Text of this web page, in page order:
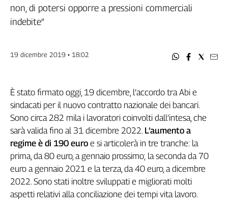
Fisac
Fp
Spi
Inca
Caaf
Speciali
G8
di
Genova,
il
non, di potersi opporre a pressioni commerciali
indebite”
19 dicembre 2019 • 18:02
È stato firmato oggi, 19 dicembre, l’accordo tra Abi e
sindacati per il nuovo contratto nazionale dei bancari.
Sono circa 282 mila i lavoratori coinvolti dall’intesa, che
sarà valida fino al 31 dicembre 2022. L’aumento a
regime è di 190 euro e si articolerà in tre tranche: la
prima, da 80 euro, a gennaio prossimo; la seconda da 70
euro a gennaio 2021 e la terza, da 40 euro, a dicembre
2022. Sono stati inoltre sviluppati e migliorati molti
aspetti relativi alla conciliazione dei tempi vita lavoro.